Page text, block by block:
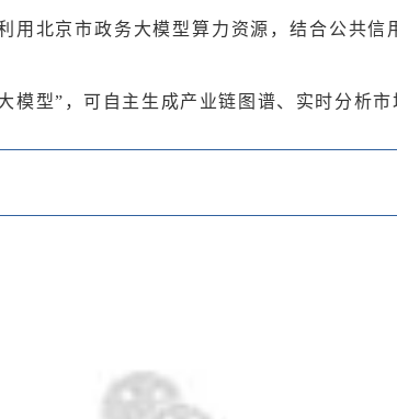
北京市政务大模型算力资源，结合公共
模型”，可自主生成产业链图谱、实时分析